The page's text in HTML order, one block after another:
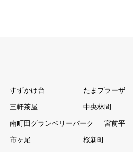
すずかけ台 たまプラーザ
三軒茶屋 中央林間
南町田グランベリーパーク 宮前平
市ヶ尾 桜新町